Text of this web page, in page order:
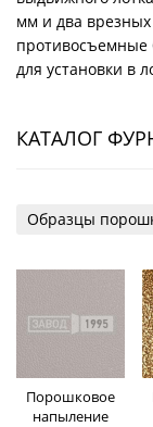
мм и два
противосъемные
для установки в
КАТАЛОГ
Образцы
Порошковое
напыление